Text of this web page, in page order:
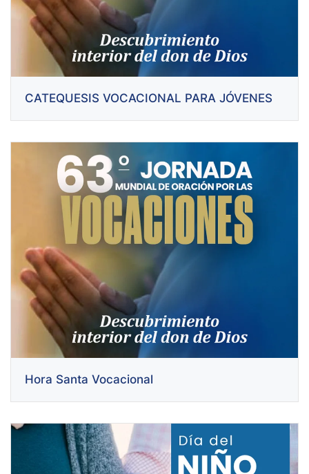
CATEQUESIS VOCACIONAL PARA JÓVENES
Hora Santa Vocacional